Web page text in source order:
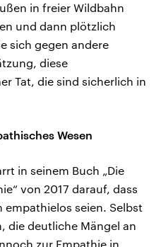
in freier Wildbahn
und dann plötzlich
sich gegen andere
diese
Tat, die sind sicherlich in
Wesen
in seinem Buch „Die
von 2017 darauf, dass
seien. Selbst
die deutliche Mängel an
zur Empathie in